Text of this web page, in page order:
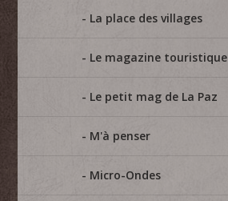
La place des villages
Le magazine touristique
Le petit mag de La Paz
M'à penser
Micro-Ondes